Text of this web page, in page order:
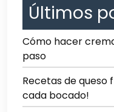
Últimos
Cómo hacer
paso
Recetas de queso
cada bocado!